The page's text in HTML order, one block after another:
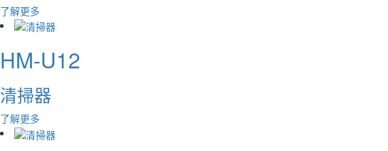
了解更多
HM-U12
清掃器
了解更多